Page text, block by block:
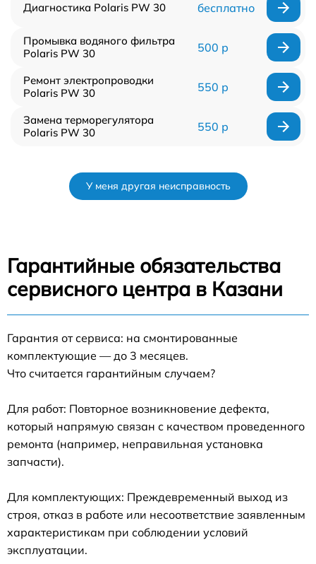
Диагностика Polaris PW 30 бесплатно
Промывка водяного фильтра
Polaris PW 30
500 р
Ремонт электропроводки
Polaris PW 30
550 р
Замена терморегулятора
Polaris PW 30
550 р
У меня другая неисправность
Гарантийные обязательства
сервисного центра в Казани
Гарантия от сервиса: на смонтированные
комплектующие — до 3 месяцев.
Что считается гарантийным случаем?
Для работ: Повторное возникновение дефекта,
который напрямую связан с качеством проведенного
ремонта (например, неправильная установка
запчасти).
Для комплектующих: Преждевременный выход из
строя, отказ в работе или несоответствие заявленным
характеристикам при соблюдении условий
эксплуатации.